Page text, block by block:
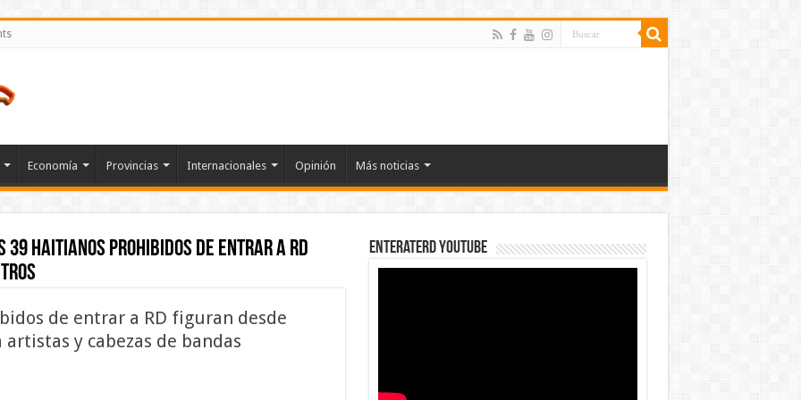
Economía Provincias Internacionales Opinión Más noticias
39 haitianos prohibidos de entrar a RD
de entrar a RD figuran desde
y cabezas de bandas
EnterateRD YOUTUBE